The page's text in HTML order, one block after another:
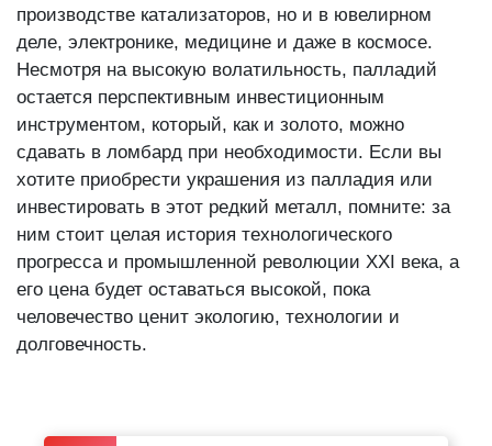
производстве катализаторов, но и в ювелирном
деле, электронике, медицине и даже в космосе.
Несмотря на высокую волатильность, палладий
остается перспективным инвестиционным
инструментом, который, как и золото, можно
сдавать в ломбард при необходимости. Если вы
хотите приобрести украшения из палладия или
инвестировать в этот редкий металл, помните: за
ним стоит целая история технологического
прогресса и промышленной революции XXI века, а
его цена будет оставаться высокой, пока
человечество ценит экологию, технологии и
долговечность.